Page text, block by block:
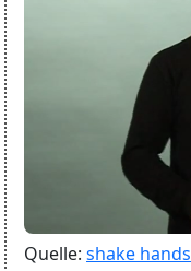
Quelle: shake hands